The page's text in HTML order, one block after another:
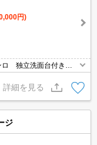
円)
独立洗面台付き★
詳細を見る
ジ